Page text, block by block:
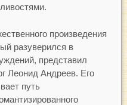
произведения
разуверился в
представил
Леонид Андреев. Его
путь